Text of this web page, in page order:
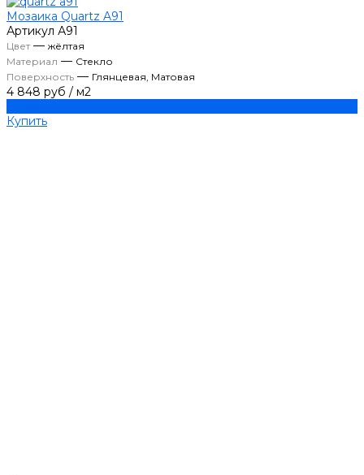
Мозаика Quartz A91
Артикул А91
Цвет— жёлтая
Материал — Стекло
Поверхность — Глянцевая, Матовая
4 848 руб / м2
Купить